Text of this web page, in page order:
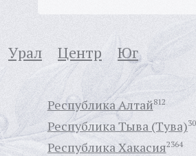
Урал Центр Юг
Республика Алтай812
Республика Тыва (Тува)
Республика Хакасия2364